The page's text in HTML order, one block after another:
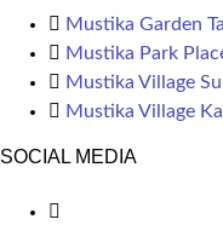
Mustika Garden
Mustika Park
Mustika Village
Mustika Village
SOCIAL MEDIA